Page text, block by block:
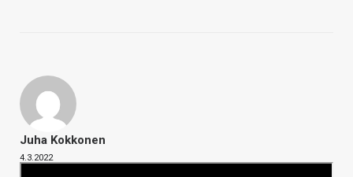
Juha Kokkonen
4.3.2022